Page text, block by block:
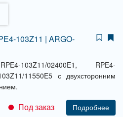
103Z11 | ARGO-
103Z11/02400E1, RPE4-
11550E5 с двухсторонним
Под заказ Подробнее